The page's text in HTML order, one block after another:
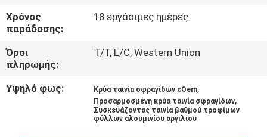
ΖΗΤΉΣΤΕ
ΈΝΑ
ΑΠΌΣΠΑΣΜΑ
Χρόνος
παράδοσης:
18 εργάσιμες ημέρες
Όροι
πληρωμής:
T/T, L/C, Western Union
Υψηλό φως: Κρύα ταινία σφραγίδων cOem,
Προσαρμοσμένη κρύα ταινία σφραγίδων,
Συσκευάζοντας ταινία βαθμού τροφίμων
φύλλων αλουμινίου αργιλίου